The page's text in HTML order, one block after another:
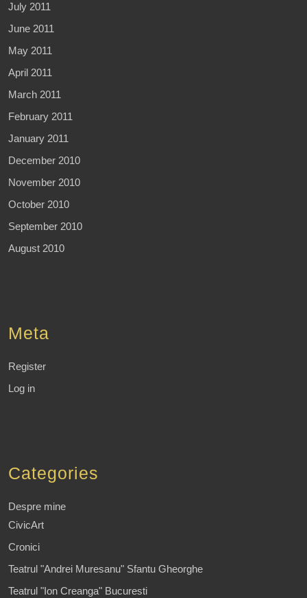
July 2011
June 2011
May 2011
April 2011
March 2011
February 2011
January 2011
December 2010
November 2010
October 2010
September 2010
August 2010
Meta
Register
Log in
Categories
Despre mine
CivicArt
Cronici
Teatrul "Andrei Muresanu" Sfantu Gheorghe
Teatrul "Ion Creanga" Bucuresti